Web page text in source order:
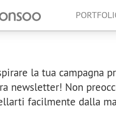
la tua campagna
newsletter! Non
facilmente dalla